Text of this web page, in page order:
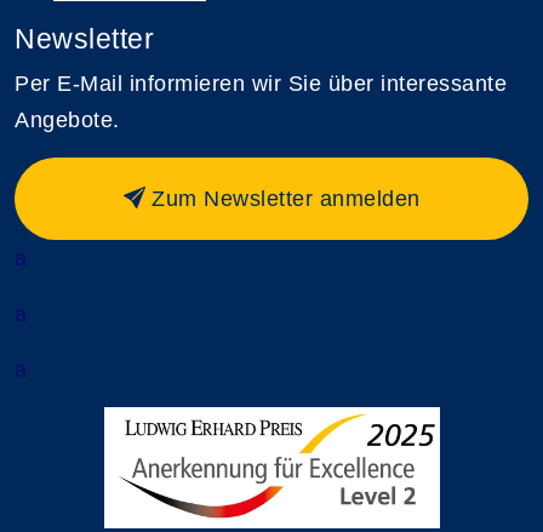
Newsletter
Per E-Mail informieren wir Sie über interessante
Angebote.
Zum Newsletter anmelden
a
a
a